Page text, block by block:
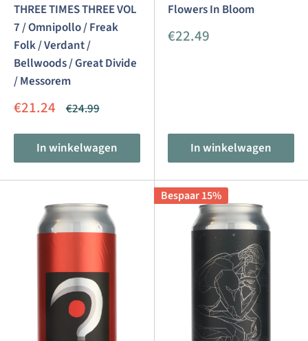
THREE TIMES THREE VOL
7 / Omnipollo / Freak
Folk / Verdant /
Bellwoods / Great Divide
/ Messorem
Aanbiedingsprijs
€21.24 Normale
€24.99
In winkelwagen
Flowers In Bloom
Aanbiedingsprijs
€22.49
In winkelwagen
Bespaar 15%